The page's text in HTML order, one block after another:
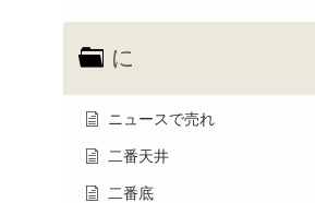
に
ニュースで売れ
二番天井
二番底